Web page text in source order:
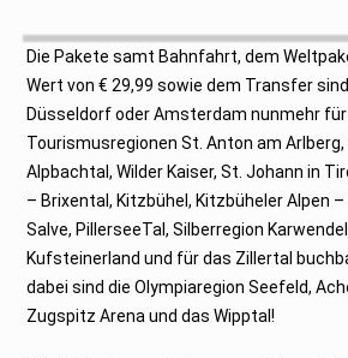
Die Pakete samt Bahnfahrt, dem
Wert von € 29,99 sowie dem Transfer
Düsseldorf oder Amsterdam nunmehr
Tourismusregionen St. Anton am
Alpbachtal, Wilder Kaiser, St. Johann in
– Brixental, Kitzbühel, Kitzbüheler Alpen –
Salve, PillerseeTal, Silberregion
Kufsteinerland und für das Zillertal
dabei sind die Olympiaregion Seefeld,
Zugspitz Arena und das Wipptal!